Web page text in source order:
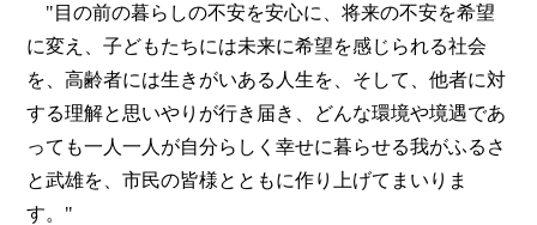
"目の前の暮らしの不安を安心に、将来の不安を希望
に変え、子どもたちには未来に希望を感じられる社会
を、高齢者には生きがいある人生を、そして、他者に対
する理解と思いやりが行き届き、どんな環境や境遇であ
っても一人一人が自分らしく幸せに暮らせる我がふるさ
と武雄を、市民の皆様とともに作り上げてまいりま
す。"